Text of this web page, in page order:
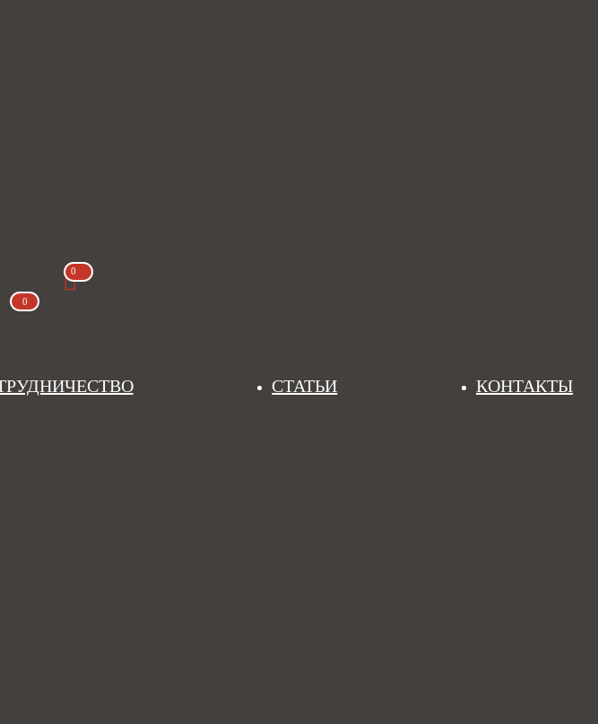
0
0
СТАТЬИ КОНТАКТЫ
и эстетичный внешний
сделать свой интерьер ещё
ещё приятнее!